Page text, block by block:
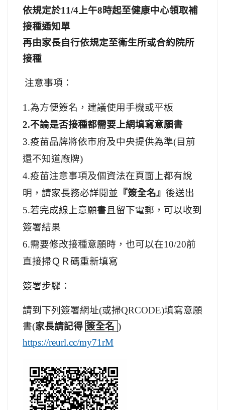
依規定於11/4上午8時起至健康中心領取補
接種通知單
再由家長自行依規定至衛生所或合約院所
接種
注意事項：
1.為方便簽名，建議使用手機或平板
2.不論是否接種都需要上網填寫意願書
3.疫苗品牌將依市府及中央提供為準(目前
還不知道廠牌)
4.疫苗注意事項及個資法在頁面上都有說
明，請家長務必詳閱並 『簽全名』 後送出
5.若完成線上意願書且留下電郵，可以收到
簽署結果
6.需要修改接種意願時，也可以在10/20前
直接掃ＱＲ碼重新填寫
簽署步驟：
請到下列簽署網址(或掃QRCODE)填寫意願
書(家長請記得 簽全名 )
https://reurl.cc/my71rM